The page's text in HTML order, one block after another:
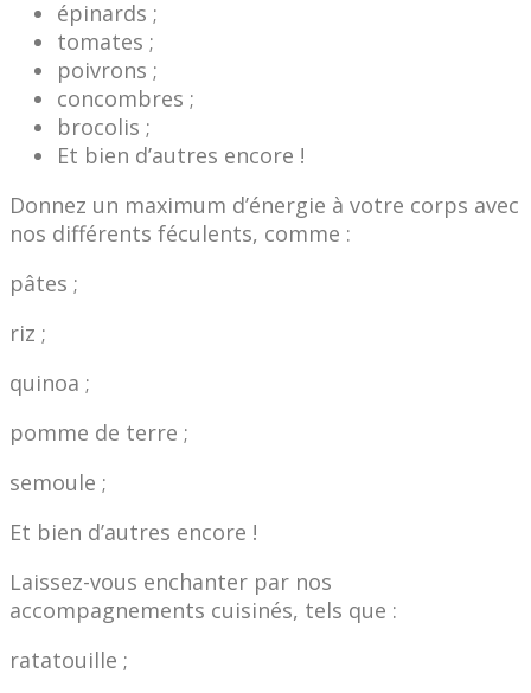
épinards ;
tomates ;
poivrons ;
concombres ;
brocolis ;
Et bien d’autres encore !
Donnez un maximum d’énergie à votre corps avec
nos différents féculents, comme :
pâtes ;
riz ;
quinoa ;
pomme de terre ;
semoule ;
Et bien d’autres encore !
Laissez-vous enchanter par nos
accompagnements cuisinés, tels que :
ratatouille ;